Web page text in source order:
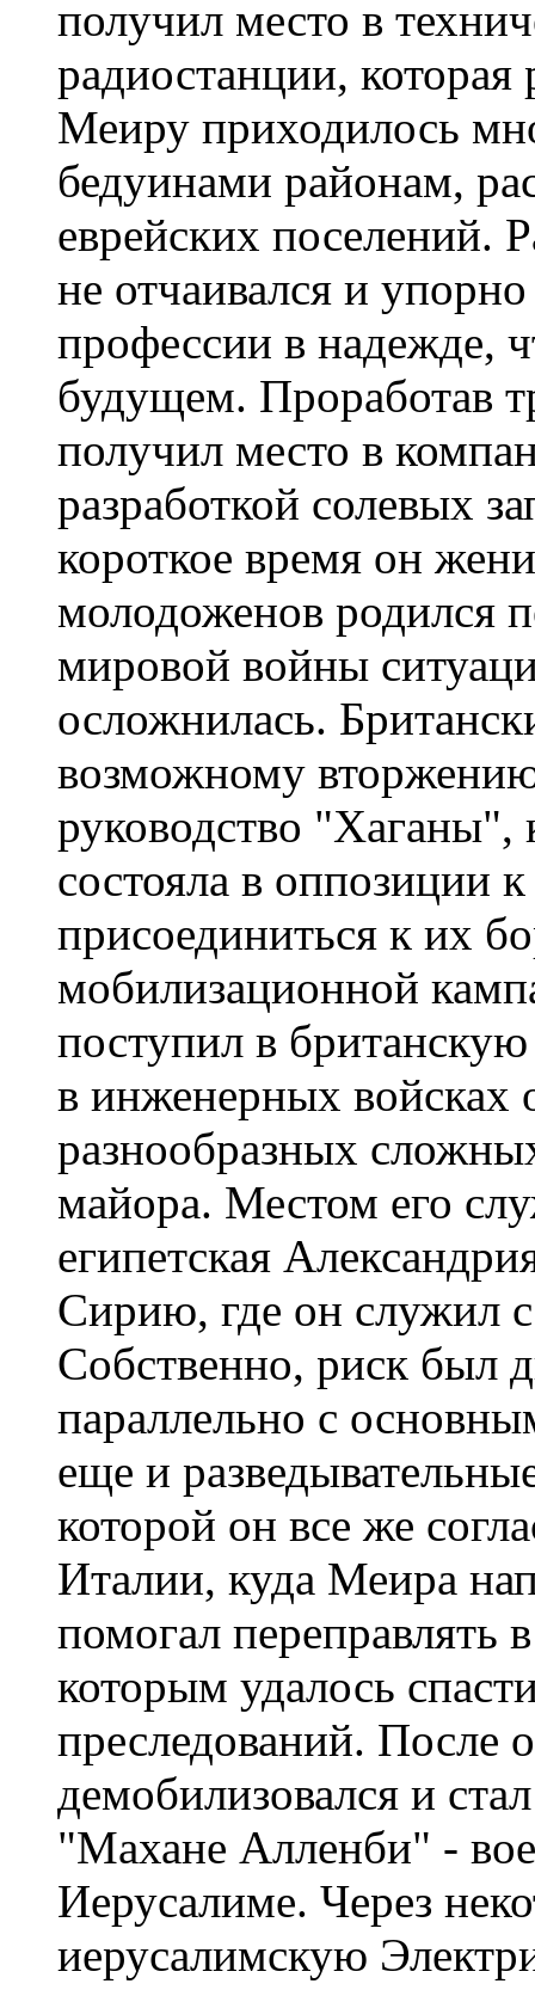
получил место в
радиостанции,
Меиру приходилось
бедуинами районам,
еврейских поселений.
не отчаивался и
профессии в надежде,
будущем. Проработав
получил место в
разработкой солевых
короткое время он
молодоженов родился
мировой войны
осложнилась.
возможному
руководство "Хаганы",
состояла в оппозиции
присоединиться к их
мобилизационной
поступил в
в инженерных войсках
разнообразных
майора. Местом его
египетская
Сирию, где он служил
Собственно, риск был
параллельно с
еще и
которой он все же
Италии, куда Меира
помогал переправлять
которым удалось
преследований. После
демобилизовался и
"Махане Алленби" -
Иерусалиме. Через
иерусалимскую